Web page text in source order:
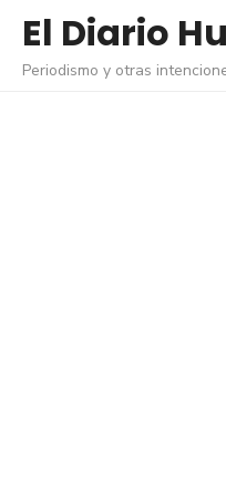
Saltar
contenido
El Diario
Periodismo y otras